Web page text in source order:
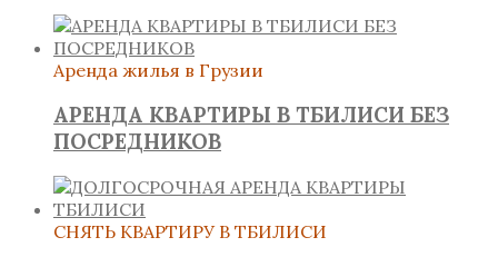
Аренда жилья в Грузии
АРЕНДА КВАРТИРЫ В ТБИЛИСИ БЕЗ
ПОСРЕДНИКОВ
СНЯТЬ КВАРТИРУ В ТБИЛИСИ